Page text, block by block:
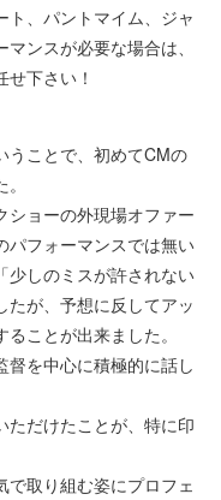
ト、パントマイム、ジャ
ンスが必要な場合は、
下さい！
うことで、初めてCMの
ショーの外現場オファー
パフォーマンスでは無い
少しのミスが許されない
が、予想に反してアッ
ことが出来ました。
督を中心に積極的に話し
ただけたことが、特に印
取り組む姿にプロフェ